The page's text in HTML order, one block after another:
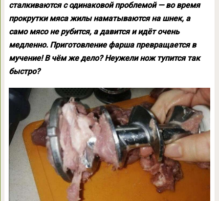
сталкиваются с одинаковой проблемой — во время
прокрутки мяса жилы наматываются на шнек, а
само мясо не рубится, а давится и идёт очень
медленно. Приготовление фарша превращается в
мучение! В чём же дело? Неужели нож тупится так
быстро?